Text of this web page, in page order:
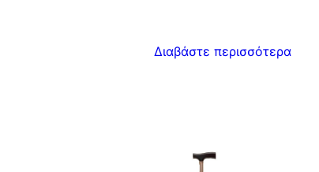
Διαβάστε περισσότερα